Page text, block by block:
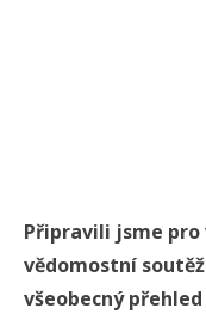
Připravili jsme
vědomostní
všeobecný